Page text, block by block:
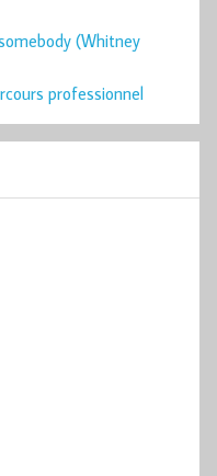
(Whitney
professionnel